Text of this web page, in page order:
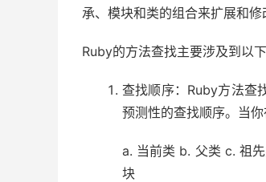
承、模块和类的组合来扩展和修
Ruby的方法查找主要涉及到以下
查找顺序：Ruby方法查
预测性的查找顺序。当
a. 当前类 b. 父类 c. 祖
块